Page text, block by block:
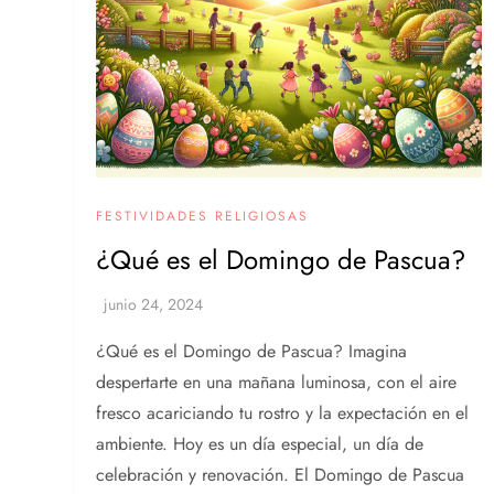
FESTIVIDADES RELIGIOSAS
¿Qué es el Domingo de Pascua?
¿Qué es el Domingo de Pascua? Imagina
despertarte en una mañana luminosa, con el aire
fresco acariciando tu rostro y la expectación en el
ambiente. Hoy es un día especial, un día de
celebración y renovación. El Domingo de Pascua